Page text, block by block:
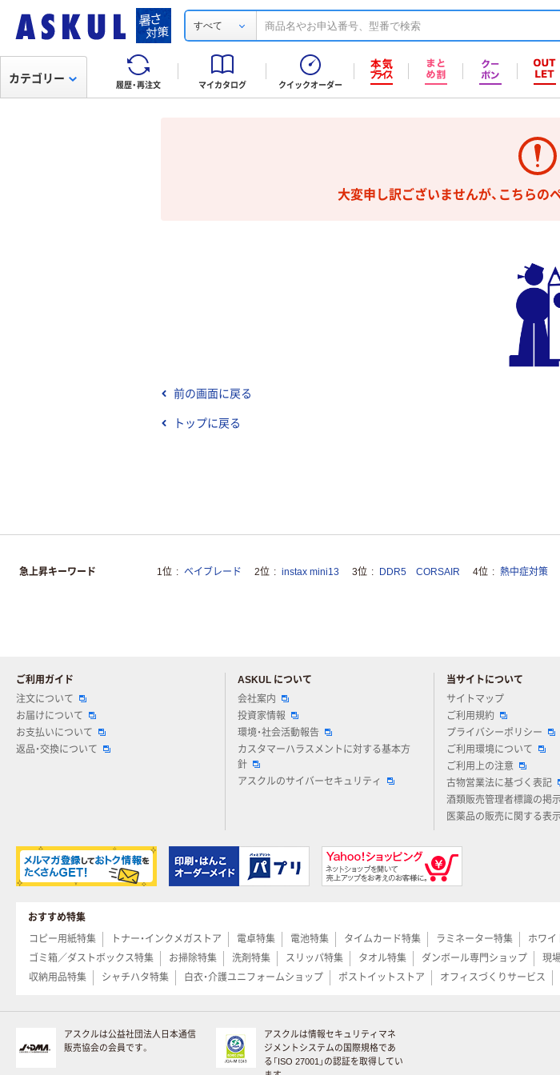
すべて
履歴・再注文 マイカタログ クイックオーダー
カテゴリー
大変申し訳ございませんが、こちらの
前の画面に戻る
トップに戻る
急上昇キーワード 1位 ベイブレード 2位 instax mini13 3位 DDR5 CORSAIR 4位 熱中症対策
ご利用ガイド
注文について
お届けについて
お支払いについて
返品・交換について
ASKUL について
会社案内
投資家情報
環境・社会活動報告
カスタマーハラスメントに対する基本方
針
アスクルのサイバーセキュリティ
当サイトについて
サイトマップ
ご利用規約
プライバシーポリシー
ご利用環境について
ご利用上の注意
古物営業法に基づく表記
酒類販売管理者標識の掲
医薬品の販売に関する表
おすすめ特集
コピー用紙特集
トナー・インクメガストア 電卓特集 電池特集 タイムカード特集 ラミネーター特集 ホワイ
ゴミ箱／ダストボックス特集
お掃除特集 洗剤特集 スリッパ特集 タオル特集 ダンボール専門ショップ 現
収納用品特集
シャチハタ特集 白衣・介護ユニフォームショップ ポストイットストア オフィスづくりサービス
アスクルは公益社団法人日本通信
販売協会の会員です。
アスクルは情報セキュリティマネ
ジメントシステムの国際規格であ
る「ISO 27001」の認証を取得してい